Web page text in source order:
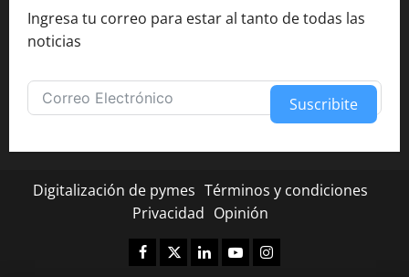
Ingresa tu correo para estar al tanto de todas las
noticias
Suscribite
Digitalización de pymes Términos y condiciones
Privacidad Opinión
Facebook
TwitterLinkedinYoutubeInstagram
¿Te fue útil esta nota?